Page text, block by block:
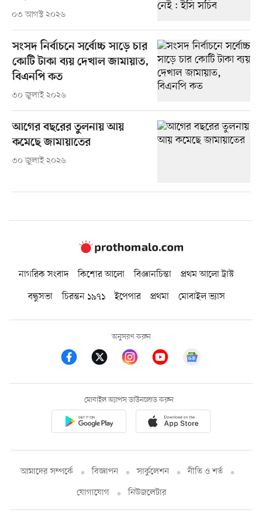
০৩ আগস্ট ২০২৬
সংসদ নির্বাচনে সর্বোচ্চ সাড়ে চার
কোটি টাকা ব্যয় দেখাল জামায়াত,
বিএনপি কত
৩০ জুলাই ২০২৬
আগের বছরের তুলনায় আয়
কমেছে জামায়াতের
৩০ জুলাই ২০২৬
নাগরিক সংবাদ কিশোর আলো বিজ্ঞানচিন্তা
প্রথম আলো ট্রাস্ট
বন্ধুসভা
চিরন্তন ১৯৭১ ইপেপার প্রথমা মোবাইল ভ্যাস
অনুসরণ করুন
মোবাইল অ্যাপস ডাউনলোড করুন
আমাদের সম্পর্কে বিজ্ঞাপন সার্কুলেশন
নীতি ও শর্ত
যোগাযোগ
নিউজলেটার